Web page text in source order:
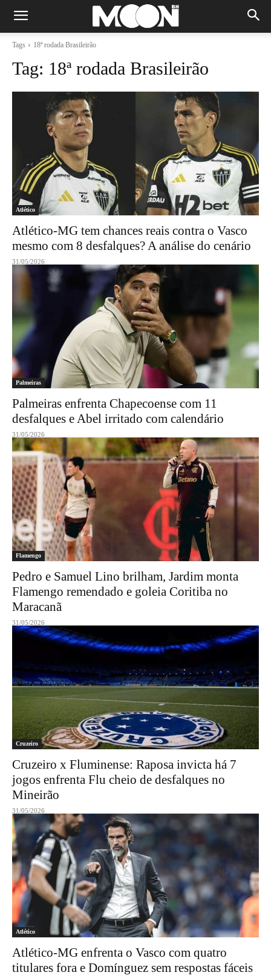
Tags 18ª rodada Brasileirão
Tag: 18ª rodada Brasileirão
Atlético
Atlético-MG tem chances reais contra o Vasco
mesmo com 8 desfalques? A análise do cenário
31/05/2026
Palmeiras
Palmeiras enfrenta Chapecoense com 11
desfalques e Abel irritado com calendário
31/05/2026
Flamengo
Pedro e Samuel Lino brilham, Jardim monta
Flamengo remendado e goleia Coritiba no
Maracanã
31/05/2026
Cruzeiro
Cruzeiro x Fluminense: Raposa invicta há 7
jogos enfrenta Flu cheio de desfalques no
Mineirão
31/05/2026
Atlético
Atlético-MG enfrenta o Vasco com quatro
titulares fora e Domínguez sem respostas fáceis